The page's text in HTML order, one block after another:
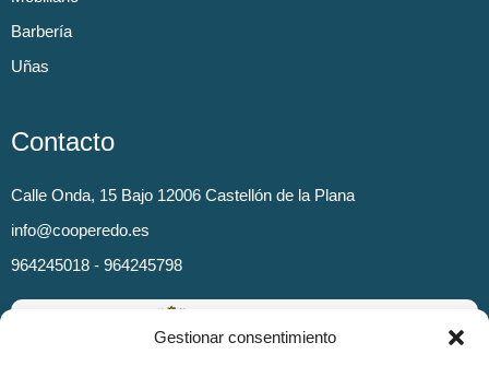
Gestionar consentimiento
Barbería
Uñas
Contacto
Calle Onda, 15 Bajo 12006 Castellón de la Plana
info@cooperedo.es
964245018 - 964245798